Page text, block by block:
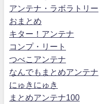
アンテナ・ラボラトリー
おまとめ
キター！アンテナ
コンプ・リート
つべこアンテナ
なんでもまとめアンテナ
にゅきにゅき
まとめアンテナ100